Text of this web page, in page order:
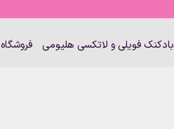
بادکنک فویلی و لاتکسی هلیومی فروشگاه